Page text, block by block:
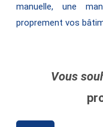
manuelle, une
proprement vos
Vous